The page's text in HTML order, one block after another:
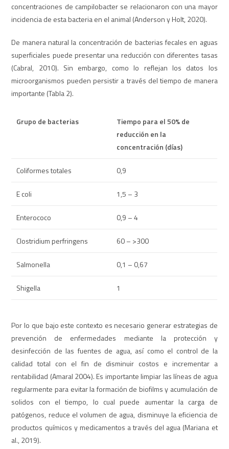
concentraciones de campilobacter se relacionaron con una mayor
incidencia de esta bacteria en el animal (Anderson y Holt, 2020).
De manera natural la concentración de bacterias fecales en aguas
superficiales puede presentar una reducción con diferentes tasas
(Cabral, 2010). Sin embargo, como lo reflejan los datos los
microorganismos pueden persistir a través del tiempo de manera
importante (Tabla 2).
Grupo de bacterias
Tiempo para el 50% de
reducción en la
concentración (días)
Coliformes totales 0,9
E coli 1,5 – 3
Enterococo 0,9 – 4
Clostridium perfringens 60 – >300
Salmonella 0,1 – 0,67
Shigella 1
Por lo que bajo este contexto es necesario generar estrategias de
prevención de enfermedades mediante la protección y
desinfección de las fuentes de agua, así como el control de la
calidad total con el fin de disminuir costos e incrementar a
rentabilidad (Amaral 2004). Es importante limpiar las líneas de agua
regularmente para evitar la formación de biofilms y acumulación de
solidos con el tiempo, lo cual puede aumentar la carga de
patógenos, reduce el volumen de agua, disminuye la eficiencia de
productos químicos y medicamentos a través del agua (Mariana et
al., 2019).